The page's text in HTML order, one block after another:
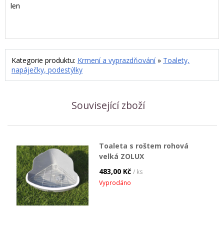
len
Kategorie produktu: Krmení a vyprazdňování» Toalety,
napáječky, podestýlky
Související zboží
Toaleta s roštem rohová
velká ZOLUX
483,00 Kč / ks
Vyprodáno